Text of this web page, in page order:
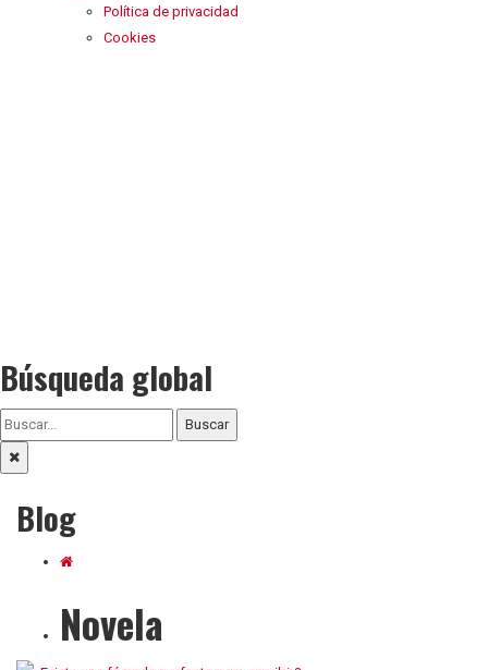
Política de privacidad
Cookies
Búsqueda global
Buscar
Blog
Novela